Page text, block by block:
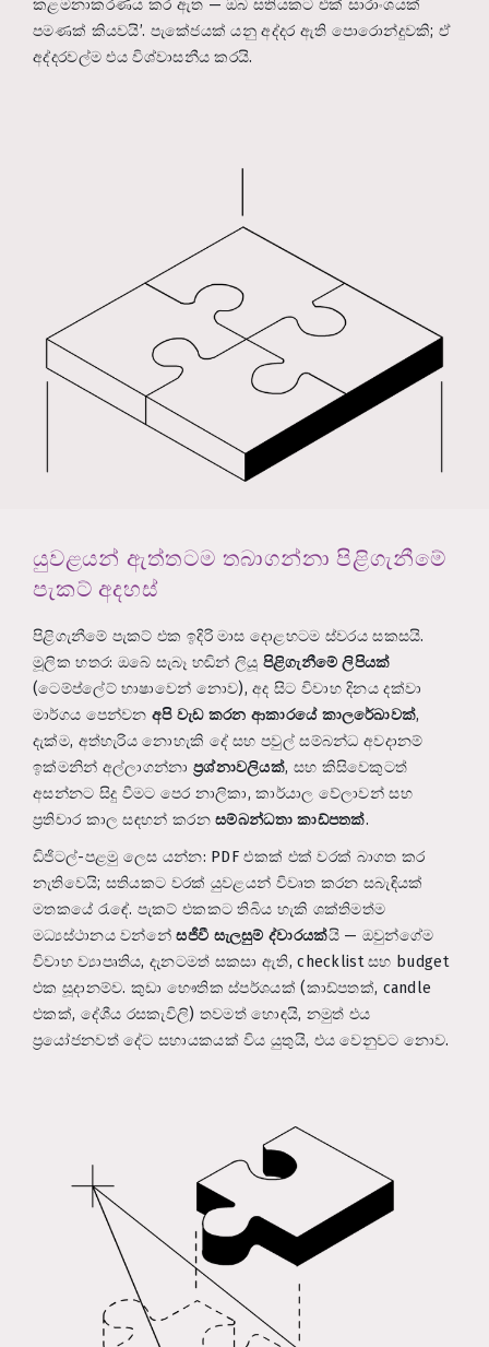
කළමනාකරණය කර ඇත — ඔබ සතියකට එක් සාරාංශයක්
පමණක් කියවයි’. පැකේජයක් යනු අද්දර ඇති පොරොන්දුවකි; ඒ
අද්දරවල්ම එය විශ්වාසනීය කරයි.
යුවළයන් ඇත්තටම තබාගන්නා පිළිගැනීමේ
පැකට් අදහස්
පිළිගැනීමේ පැකට් එක ඉදිරි මාස දොළහටම ස්වරය සකසයි.
මූලික හතර: ඔබේ සැබෑ හඬින් ලියූ පිළිගැනීමේ ලිපියක්
(ටෙම්ප්ලේට් භාෂාවෙන් නොව), අද සිට විවාහ දිනය දක්වා
මාර්ගය පෙන්වන අපි වැඩ කරන ආකාරයේ කාලරේඛාවක්,
දැක්ම, අත්හැරිය නොහැකි දේ සහ පවුල් සම්බන්ධ අවදානම්
ඉක්මනින් අල්ලාගන්නා ප්‍රශ්නාවලියක්, සහ කිසිවෙකුටත්
අසන්නට සිදු වීමට පෙර නාලිකා, කාර්යාල වේලාවන් සහ
ප්‍රතිචාර කාල සඳහන් කරනසම්බන්ධතා කාඩ්පතක්.
ඩිජිටල්-පළමු ලෙස යන්න: PDF එකක් එක් වරක් බාගත කර
නැතිවෙයි; සතියකට වරක් යුවළයන් විවෘත කරන සබැඳියක්
මතකයේ රැඳේ. පැකට් එකකට තිබිය හැකි ශක්තිමත්ම
මධ්‍යස්ථානය වන්නේසජීවී සැලසුම් ද්වාරයක්යි — ඔවුන්ගේම
විවාහ ව්‍යාපෘතිය, දැනටමත් සකසා ඇති, checklist සහ budget
එක සූදානම්ව. කුඩා භෞතික ස්පර්ශයක් (කාඩ්පතක්, candle
එකක්, දේශීය රසකැවිලි) තවමත් හොඳයි, නමුත් එය
ප්‍රයෝජනවත් දේට සහායකයක් විය යුතුයි, එය වෙනුවට නොව.